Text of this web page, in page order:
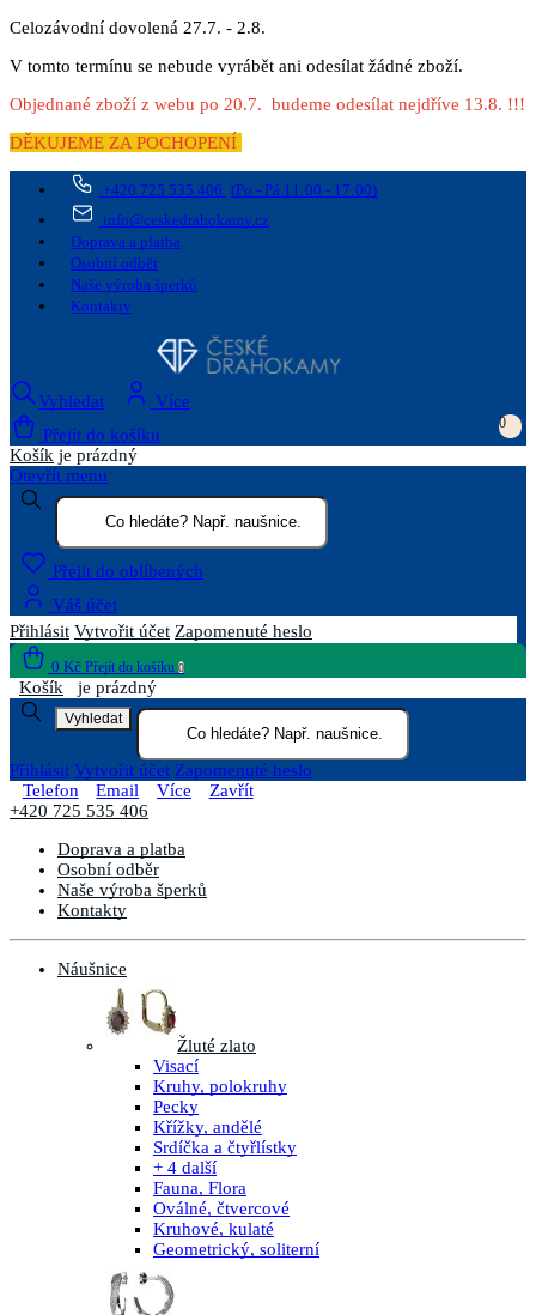
Celozávodní dovolená 27.7. - 2.8.
V tomto termínu se nebude vyrábět ani odesílat žádné zboží.
Objednané zboží z webu po 20.7. budeme odesílat nejdříve 13.8. !!!
DĚKUJEME ZA POCHOPENÍ
+420 725 535 406 (Po - Pá 11:00 - 17:00)
info@ceskedrahokamy.cz
Doprava a platba
Osobní odběr
Naše výroba šperků
Kontakty
Vyhledat
Více
Přejít do košíku
0
Košík je prázdný
Otevřít menu
Přejít do oblíbených
Váš účet
Přihlásit Vytvořit účet Zapomenuté heslo
0 Kč Přejít do košíku 0
Košík je prázdný
Vyhledat
Přihlásit Vytvořit účet Zapomenuté heslo
Telefon
Email Více
Zavřít
+420 725 535 406
Doprava a platba
Osobní odběr
Naše výroba šperků
Kontakty
Náušnice
Žluté zlato
Visací
Kruhy, polokruhy
Pecky
Křížky, andělé
Srdíčka a čtyřlístky
+ 4 další
Fauna, Flora
Oválné, čtvercové
Kruhové, kulaté
Geometrický, soliterní